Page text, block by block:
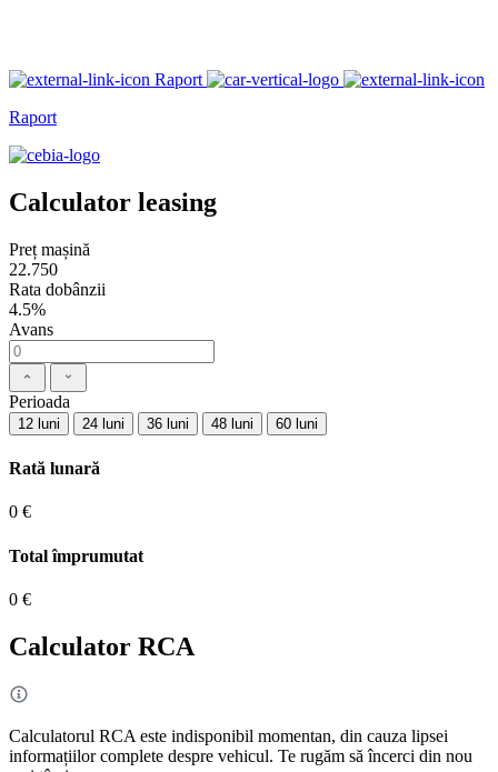
Raport
Raport
Calculator leasing
Preț mașină
22.750
Rata dobânzii
4.5%
Avans
Perioada
12 luni 24 luni 36 luni 48 luni 60 luni
Rată lunară
0 €
Total împrumutat
0 €
Calculator RCA
Calculatorul RCA este indisponibil momentan, din cauza lipsei
informațiilor complete despre vehicul. Te rugăm să încerci din nou